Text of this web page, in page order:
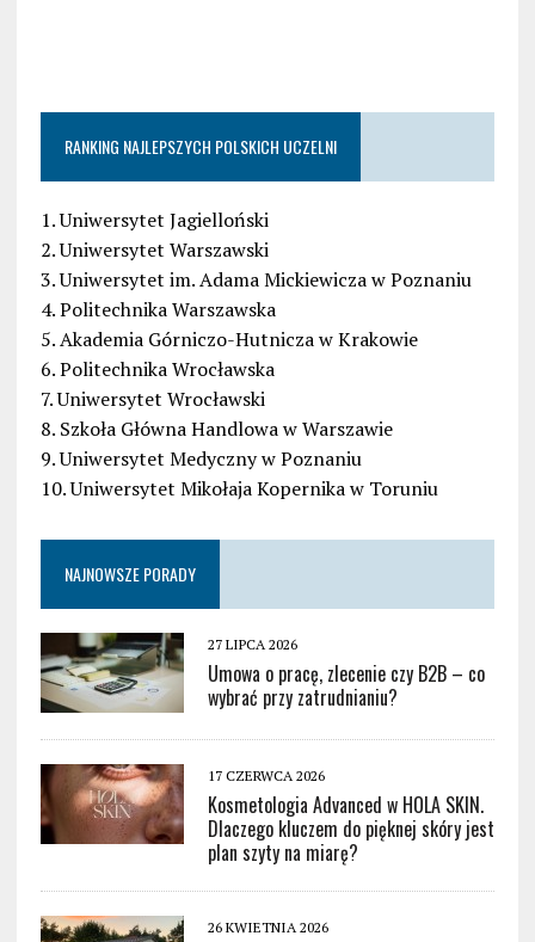
RANKING NAJLEPSZYCH POLSKICH UCZELNI
1. Uniwersytet Jagielloński
2. Uniwersytet Warszawski
3. Uniwersytet im. Adama Mickiewicza w Poznaniu
4. Politechnika Warszawska
5. Akademia Górniczo-Hutnicza w Krakowie
6. Politechnika Wrocławska
7. Uniwersytet Wrocławski
8. Szkoła Główna Handlowa w Warszawie
9. Uniwersytet Medyczny w Poznaniu
10. Uniwersytet Mikołaja Kopernika w Toruniu
NAJNOWSZE PORADY
27 LIPCA 2026
Umowa o pracę, zlecenie czy B2B – co
wybrać przy zatrudnianiu?
17 CZERWCA 2026
Kosmetologia Advanced w HOLA SKIN.
Dlaczego kluczem do pięknej skóry jest
plan szyty na miarę?
26 KWIETNIA 2026